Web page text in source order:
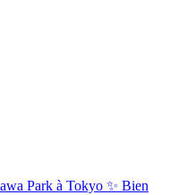
Park à Tokyo ✨ Bien